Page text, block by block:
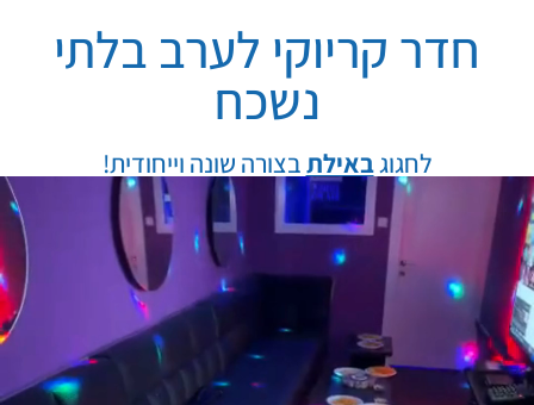
חדר קריוקי לערב בלתי
נשכח
לחגוגבאילתבצורה שונה וייחודית!